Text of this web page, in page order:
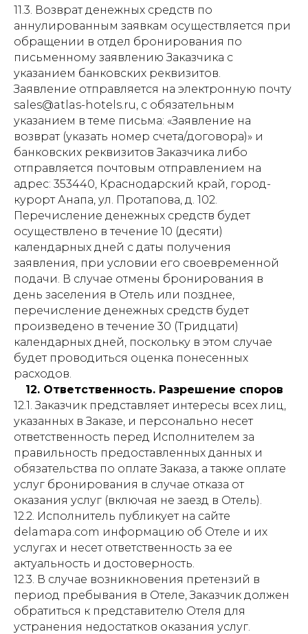
11.3. Возврат денежных средств по
аннулированным заявкам осуществляется при
обращении в отдел бронирования по
письменному заявлению Заказчика с
указанием банковских реквизитов.
Заявление отправляется на электронную почту
sales@atlas-hotels.ru, с обязательным
указанием в теме письма: «Заявление на
возврат (указать номер счета/договора)» и
банковских реквизитов Заказчика либо
отправляется почтовым отправлением на
адрес: 353440, Краснодарский край, город-
курорт Анапа, ул. Протапова, д. 102.
Перечисление денежных средств будет
осуществлено в течение 10 (десяти)
календарных дней с даты получения
заявления, при условии его своевременной
подачи. В случае отмены бронирования в
день заселения в Отель или позднее,
перечисление денежных средств будет
произведено в течение 30 (Тридцати)
календарных дней, поскольку в этом случае
будет проводиться оценка понесенных
расходов.
12. Ответственность. Разрешение споров
12.1. Заказчик представляет интересы всех лиц,
указанных в Заказе, и персонально несет
ответственность перед Исполнителем за
правильность предоставленных данных и
обязательства по оплате Заказа, а также оплате
услуг бронирования в случае отказа от
оказания услуг (включая не заезд в Отель).
12.2. Исполнитель публикует на сайте
delamapa.com информацию об Отеле и их
услугах и несет ответственность за ее
актуальность и достоверность.
12.3. В случае возникновения претензий в
период пребывания в Отеле, Заказчик должен
обратиться к представителю Отеля для
устранения недостатков оказания услуг.
© 2026 Отель «Де Ла
Мапа» - официальный
сайт
все права защищены
Пользовательское соглашение
Карточка предприятия
Согласие на рассылки
Сертификат
о присвоении категории
Правила предоставления
гостиничных услуг
Политика конфиденциальности
Согласие на обработку данных
О нас
Инфраструктура
Город
Номера
Отзывы
Контакты